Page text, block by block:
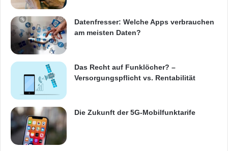
ungünstigen Lichtverhältnissen eine höhere
Farbtreue.
Durch die Kombination der ISOCELL-
Technologie mit den industrieweit kleinsten
Bildpunkten von 1,0µm erhalten Hersteller mit
dem Bildsensor S5K3P3 eine differenzierte
Design-Option.
Datenfresser: Welche Apps verbrauchen
am meisten Daten?
Das Recht auf Funklöcher? –
Versorgungspflicht vs. Rentabilität
Die Zukunft der 5G-Mobilfunktarife